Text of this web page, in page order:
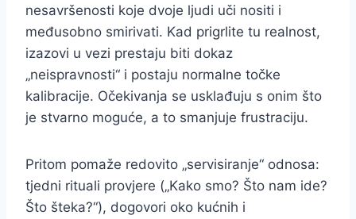
nesavršenosti koje dvoje ljudi uči nositi i
međusobno smirivati. Kad prigrlite tu realnost,
izazovi u vezi prestaju biti dokaz
„neispravnosti“ i postaju normalne točke
kalibracije. Očekivanja se usklađuju s onim što
je stvarno moguće, a to smanjuje frustraciju.
Pritom pomaže redovito „servisiranje“ odnosa:
tjedni rituali provjere („Kako smo? Što nam ide?
Što šteka?“), dogovori oko kućnih i